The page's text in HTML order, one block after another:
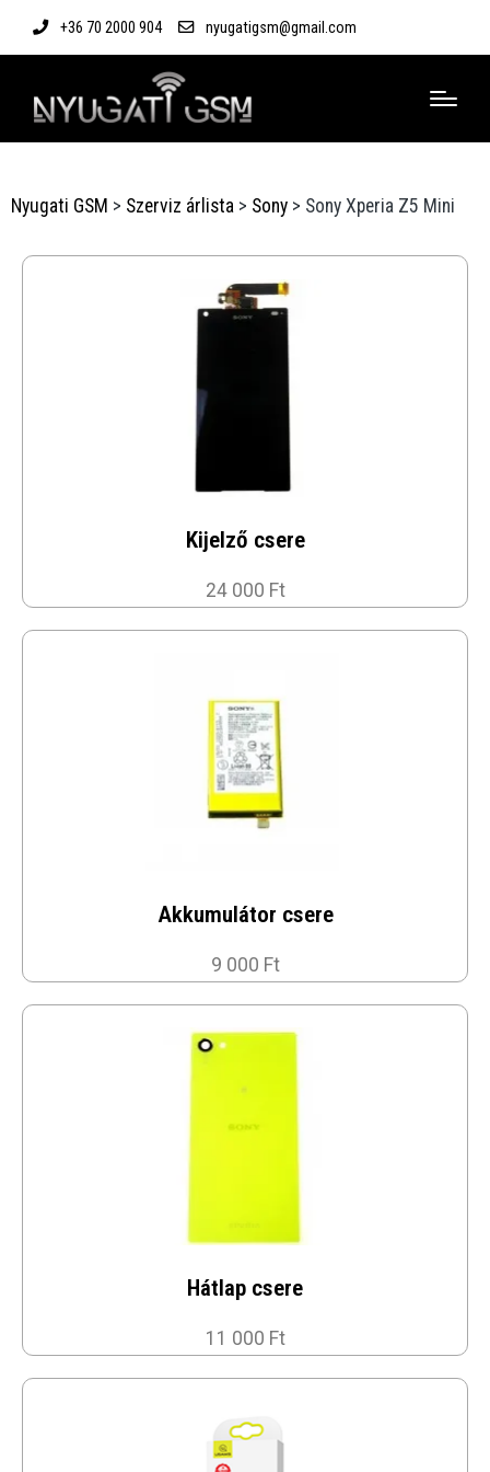
+36 70 2000 904 nyugatigsm@gmail.com
Nyugati GSM > Szerviz árlista > Sony > Sony Xperia Z5 Mini
Kijelző csere
24 000 Ft
Akkumulátor csere
9 000 Ft
Hátlap csere
11 000 Ft